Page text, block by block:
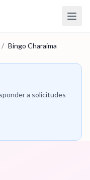
/ Bingo Charaima
a solicitudes